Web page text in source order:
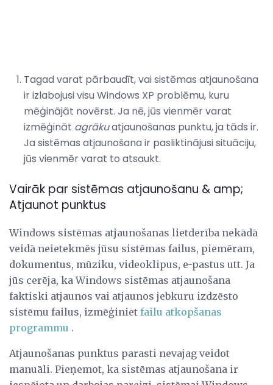
Tagad varat pārbaudīt, vai sistēmas atjaunošana
ir izlabojusi visu Windows XP problēmu, kuru
mēģinājāt novērst. Ja nē, jūs vienmēr varat
izmēģināt agrākuatjaunošanas punktu, ja tāds ir.
Ja sistēmas atjaunošana ir pasliktinājusi situāciju,
jūs vienmēr varat to atsaukt.
Vairāk par sistēmas atjaunošanu & amp;
Atjaunot punktus
Windows sistēmas atjaunošanas lietderība nekādā
veidā neietekmēs jūsu sistēmas failus, piemēram,
dokumentus, mūziku, videoklipus, e-pastus utt. Ja
jūs cerēja, ka Windows sistēmas atjaunošana
faktiski atjaunos vai atjaunos jebkuru izdzēsto
sistēmu failus, izmēģiniet failu atkopšanas
programmu .
Atjaunošanas punktus parasti nevajag veidot
manuāli. Pieņemot, ka sistēmas atjaunošana ir